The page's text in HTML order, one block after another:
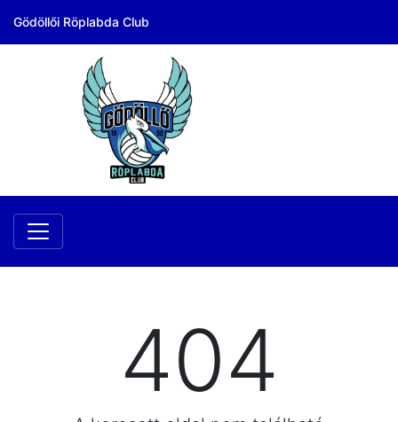
Gödöllői Röplabda Club
404